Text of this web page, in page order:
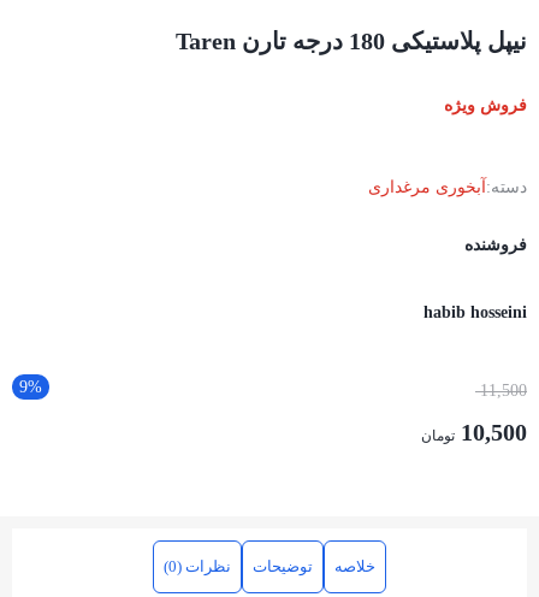
نیپل پلاستیکی 180 درجه تارن Taren
فروش ویژه
دسته: آبخوری مرغداری
فروشنده
habib hosseini
9% 11,500
10,500 تومان
خلاصه توضیحات نظرات (0)